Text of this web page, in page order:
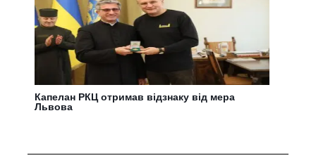
Капелан РКЦ отримав відзнаку від мера
Львова